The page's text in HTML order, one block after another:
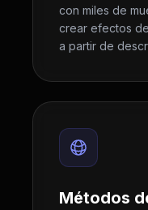
con miles de
crear efectos
a partir de
Métodos